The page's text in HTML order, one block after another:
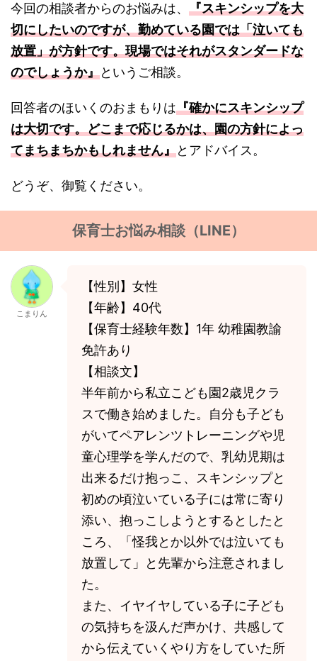
今回の相談者からのお悩みは、 『スキンシップを大
切にしたいのですが、勤めている園では「泣いても
放置」が方針です。現場ではそれがスタンダードな
のでしょうか』というご相談。
回答者のほいくのおまもりは『確かにスキンシップ
は大切です。どこまで応じるかは、園の方針によっ
てまちまちかもしれません』とアドバイス。
どうぞ、御覧ください。
保育士お悩み相談（LINE）
こまりん
【性別】女性
【年齢】40代
【保育士経験年数】1年 幼稚園教諭
免許あり
【相談文】
半年前から私立こども園2歳児クラ
スで働き始めました。自分も子ども
がいてペアレンツトレーニングや児
童心理学を学んだので、乳幼児期は
出来るだけ抱っこ、スキンシップと
初めの頃泣いている子には常に寄り
添い、抱っこしようとするとしたと
ころ、「怪我とか以外では泣いても
放置して」と先輩から注意されまし
た。
また、イヤイヤしている子に子ども
の気持ちを汲んだ声かけ、共感して
から伝えていくやり方をしていた所